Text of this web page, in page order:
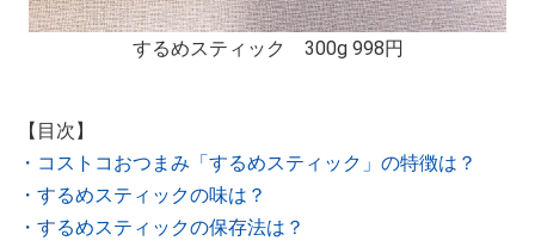
するめスティック 300g 998円
【目次】
・コストコおつまみ「するめスティック」の特徴は？
・するめスティックの味は？
・するめスティックの保存法は？